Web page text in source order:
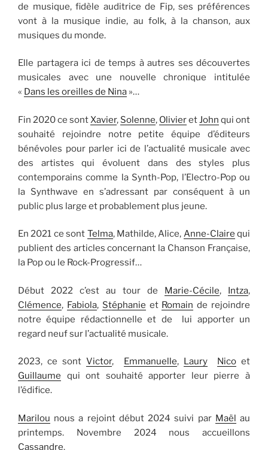
de musique, fidèle auditrice de Fip, ses préférences
vont à la musique indie, au folk, à la chanson, aux
musiques du monde.
Elle partagera ici de temps à autres ses découvertes
musicales avec une nouvelle chronique intitulée
« Dans les oreilles de Nina »…
Fin 2020 ce sontXavier, Solenne, OlivieretJohn qui ont
souhaité rejoindre notre petite équipe d’éditeurs
bénévoles pour parler ici de l’actualité musicale avec
des artistes qui évoluent dans des styles plus
contemporains comme la Synth-Pop, l’Electro-Pop ou
la Synthwave en s’adressant par conséquent à un
public plus large et probablement plus jeune.
En 2021 ce sont Telma, Mathilde, Alice, Anne-Claire qui
publient des articles concernant la Chanson Française,
la Pop ou le Rock-Progressif…
Début 2022 c’est au tour de Marie-Cécile, Intza,
Clémence, Fabiola, Stéphanie et Romain de rejoindre
notre équipe rédactionnelle et de lui apporter un
regard neuf sur l’actualité musicale.
2023, ce sontVictor, Emmanuelle, Laury Nicoet
Guillaume qui ont souhaité apporter leur pierre à
l’édifice.
Marilou nous a rejoint début 2024 suivi par Maël au
printemps. Novembre 2024 nous accueillons
Cassandre.